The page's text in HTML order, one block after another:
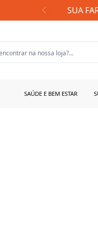
SAÚDE E BEM ESTAR